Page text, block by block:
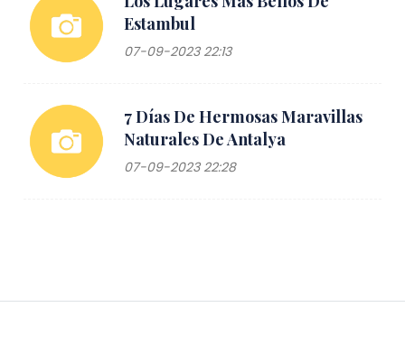
Estambul
07-09-2023 22:13
7 Días De Hermosas Maravillas
Naturales De Antalya
07-09-2023 22:28